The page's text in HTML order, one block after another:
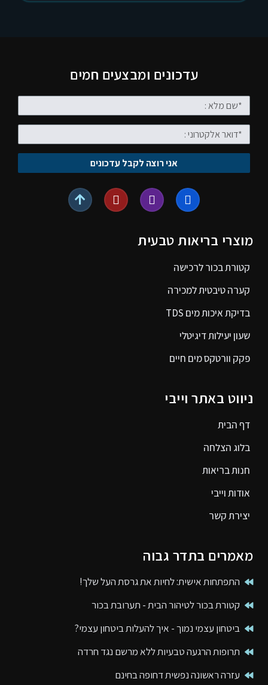
עדכונים ומבצעים חמים
אני רוצה לקבל עדכונים
מוצרי בריאות טבעית
קטורת בכור לרכישה
קערה טיבטית למכירה
בדיקת איכות מים TDS
שעון יעילות דיגיטלי
פקק וורטקס מים חיים
ניווט באתר וייבי
דף הבית
בלוג הצלחה
חנות בריאות
אודות וייבי
יצירת קשר
מאמרים בתדר גבוה
התפתחות אישית: לחיות את גרסת העל שלך!
קטורת בכור לטיהור הבית - תערובת בכור
ביטחון עצמי נמוך - איך להעלות ביטחון עצמי?
תרופות הרגעה טבעיות ללא מרשם נגד חרדה
עזרה ראשונה נפשית דחופה בחינם